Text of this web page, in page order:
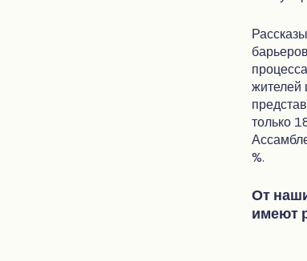
только
%.
От
имеют